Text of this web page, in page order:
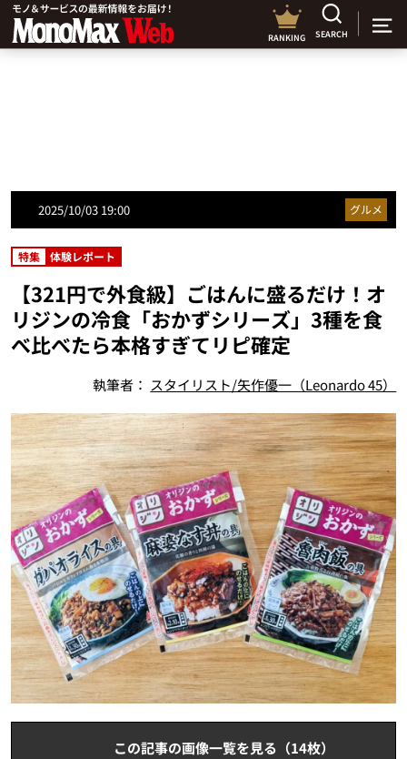
RANKING SEARCH
2025/10/03 19:00 グルメ
特集 体験レポート
【321円で外食級】ごはんに盛るだけ！オ
リジンの冷食「おかずシリーズ」3種を食
べ比べたら本格すぎてリピ確定
執筆者： スタイリスト/矢作優一（Leonardo 45）
この記事の画像一覧を見る（14枚）